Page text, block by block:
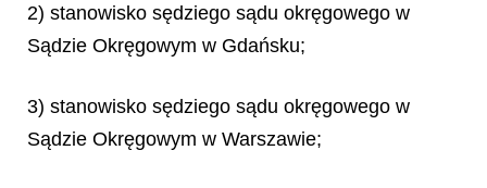
2) stanowisko sędziego sądu okręgowego w
Sądzie Okręgowym w Gdańsku;
3) stanowisko sędziego sądu okręgowego w
Sądzie Okręgowym w Warszawie;